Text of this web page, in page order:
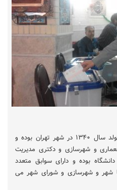
دکتر سیدجواد هاشمی فشارکی متولد سال ۱۳۴۰ در شهر تهران بوده و
و شهرسازی و دکتری مدیریت
بوده و دارای سوابق متعدد
شهر و شهرسازی و شورای شهر می